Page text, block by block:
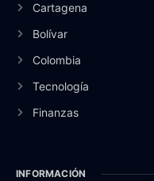
Cartagena
Bolívar
Colombia
Tecnología
Finanzas
INFORMACIÓN